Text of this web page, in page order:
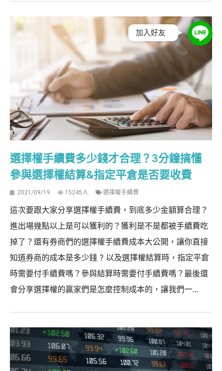
選擇權手續費多少錢才合理？3分鐘搞懂
參與選擇權結算&指定平倉是否要收費
2021/09/19 15245人 選擇權手續費
這次要跟大家分享選擇權手續費，到底多少金額算合理？
進出場幾點以上是可以獲利的？獲利是不是都被手續費吃
掉了？還有券商們的選擇權手續費成本大公開，讓你直接
知道券商的成本是多少錢 ? 以及選擇權結算時，指定平倉
時需要付手續費嗎？參與結算時需要付手續費嗎？最後還
會分享選擇權的贏家們是怎麼控制成本的，讓我們一...
加入好友